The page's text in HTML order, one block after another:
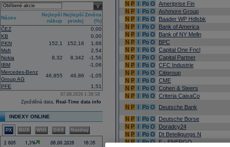
select
Název
Nejlepší
nákup
Nejlepší
prodej
Změna
(%)
ČEZ
0,00
KB
0,00
PKN
152,1 152,16
1,66
Msft
2,54
Nokia
8,32 8,342
-1,56
IBM
-1,06
Mercedes-Benz
Group AG
46,855 46,86
-1,05
PFE
1,51
07.08.2026 1:38:50
Zpožděná data, Real-Time data info
INDEXY ONLINE
PX BUX WIG DAX Nasdaq
N P I Po O
Ameriprise Fin
N P I Po O
Ashmore Group
N P I Po O
Baader WP Hdlsbk
N P I Po O
Bank of America
N P I Po O
Bank of NY Melln
N P I Po O
BPC
N P I Po O
Capital One Fncl
N P I Po O
Capital Partner
N P I Po O
CFC Industrie
N P I Po O
Citigroup
N P I Po O
CME
N P I Po O
Cohen & Steers
N P I Po O
Criteria CaixaCo
N P I Po O
Deutsche Bank
N P I Po O
Deutsche Borse
N P I Po O
Doradcy24
N P I Po O
Dt Beteiligungs N
N P I Po O E - ENERGO